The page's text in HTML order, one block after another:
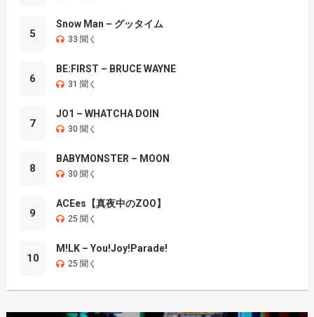
5
Snow Man – グッタイム
33 聞く
6
BE:FIRST – BRUCE WAYNE
31 聞く
7
JO1 – WHATCHA DOIN
30 聞く
8
BABYMONSTER – MOON
30 聞く
9
ACEes【真夜中のZOO】
25 聞く
10
M!LK – You!Joy!Parade!
25 聞く